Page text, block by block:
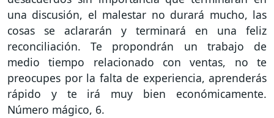
una discusión, el malestar no durará mucho, las
cosas se aclararán y terminará en una feliz
reconciliación. Te propondrán un trabajo de
medio tiempo relacionado con ventas, no te
preocupes por la falta de experiencia, aprenderás
rápido y te irá muy bien económicamente.
Número mágico, 6.